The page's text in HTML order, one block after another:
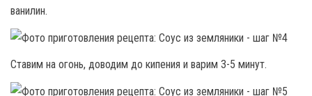
ванилин.
Ставим на огонь, доводим до кипения и варим 3-5 минут.